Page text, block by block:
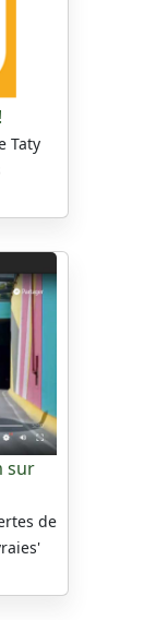
Taty
sur
de